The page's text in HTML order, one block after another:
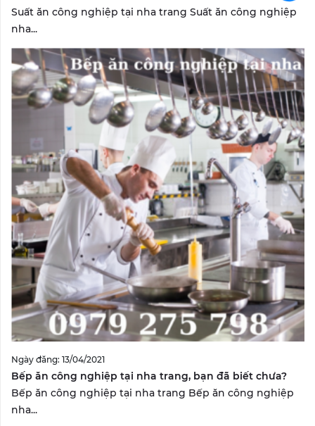
Suất ăn công nghiệp tại nha trang Suất ăn công nghiệp
nha...
Ngày đăng: 13/04/2021
Bếp ăn công nghiệp tại nha trang, bạn đã biết chưa?
Bếp ăn công nghiệp tại nha trang Bếp ăn công nghiệp
nha...